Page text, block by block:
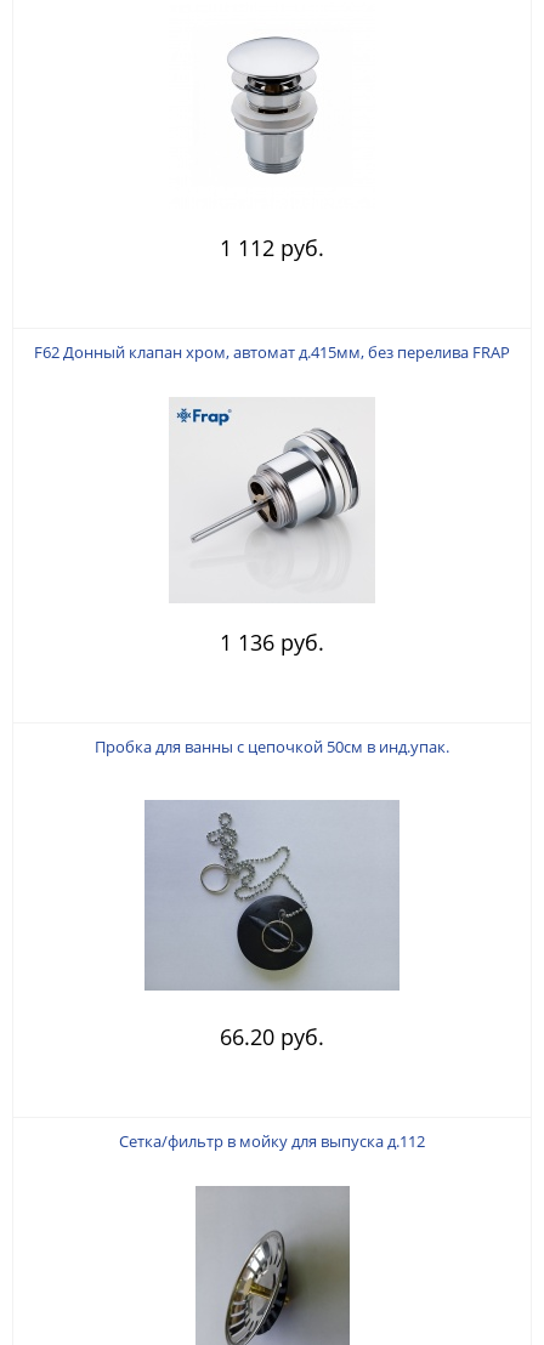
1 112 руб.
F62 Донный клапан хром, автомат д.415мм, без перелива FRAP
1 136 руб.
Пробка для ванны с цепочкой 50см в инд.упак.
66.20 руб.
Сетка/фильтр в мойку для выпуска д.112